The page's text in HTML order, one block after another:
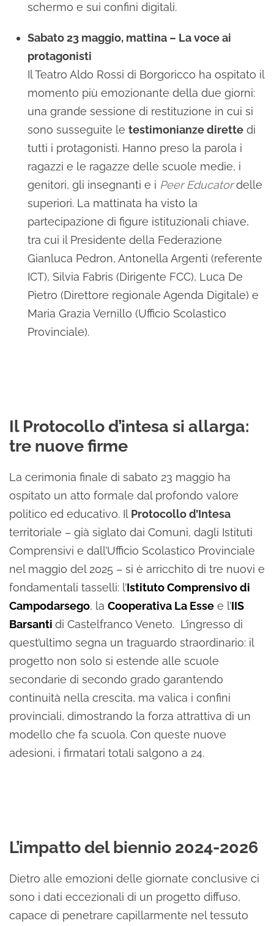
schermo e sui confini digitali.
Sabato 23 maggio, mattina – La voce ai
protagonisti
Il Teatro Aldo Rossi di Borgoricco ha ospitato il
momento più emozionante della due giorni:
una grande sessione di restituzione in cui si
sono susseguite le testimonianze dirette di
tutti i protagonisti. Hanno preso la parola i
ragazzi e le ragazze delle scuole medie, i
genitori, gli insegnanti e i Peer Educatordelle
superiori. La mattinata ha visto la
partecipazione di figure istituzionali chiave,
tra cui il Presidente della Federazione
Gianluca Pedron, Antonella Argenti (referente
ICT), Silvia Fabris (Dirigente FCC), Luca De
Pietro (Direttore regionale Agenda Digitale) e
Maria Grazia Vernillo (Ufficio Scolastico
Provinciale).
Il Protocollo d’intesa si allarga:
tre nuove firme
La cerimonia finale di sabato 23 maggio ha
ospitato un atto formale dal profondo valore
politico ed educativo. Il Protocollo d’Intesa
territoriale – già siglato dai Comuni, dagli Istituti
Comprensivi e dall’Ufficio Scolastico Provinciale
nel maggio del 2025 – si è arricchito di tre nuovi e
fondamentali tasselli: l’Istituto Comprensivo di
Campodarsego, la Cooperativa La Esse e l’IIS
Barsanti di Castelfranco Veneto. L’ingresso di
quest’ultimo segna un traguardo straordinario: il
progetto non solo si estende alle scuole
secondarie di secondo grado garantendo
continuità nella crescita, ma valica i confini
provinciali, dimostrando la forza attrattiva di un
modello che fa scuola. Con queste nuove
adesioni, i firmatari totali salgono a 24.
L’impatto del biennio 2024-2026
Dietro alle emozioni delle giornate conclusive ci
sono i dati eccezionali di un progetto diffuso,
capace di penetrare capillarmente nel tessuto